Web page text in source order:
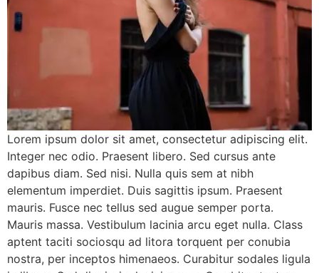
Lorem ipsum dolor sit amet, consectetur adipiscing elit.
Integer nec odio. Praesent libero. Sed cursus ante
dapibus diam. Sed nisi. Nulla quis sem at nibh
elementum imperdiet. Duis sagittis ipsum. Praesent
mauris. Fusce nec tellus sed augue semper porta.
Mauris massa. Vestibulum lacinia arcu eget nulla. Class
aptent taciti sociosqu ad litora torquent per conubia
nostra, per inceptos himenaeos. Curabitur sodales ligula